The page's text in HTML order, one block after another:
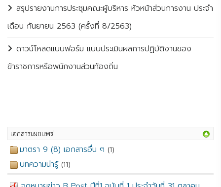
สรุปรายงานการประชุมคณะผู้บริหาร หัวหน้าส่วนการงาน ประจำ
เดือน กันยายน 2563 (ครั้งที่ 8/2563)
ดาวน์โหลดแบบฟอร์ม แบบประเมินผลการปฏิบัติงานของ
ข้าราชการหรือพนักงานส่วนท้องถิ่น
เอกสารเผยแพร่
มาตรา 9 (8) เอกสารอื่น ๆ (1)
บทความน่ารู้ (11)